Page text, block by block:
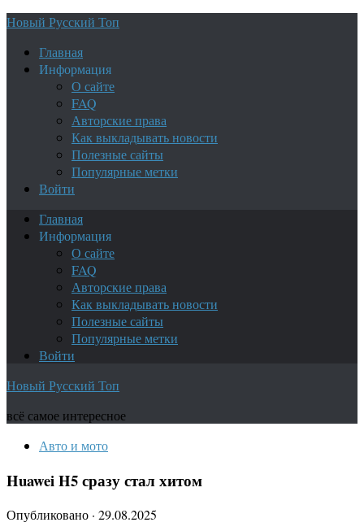
Новый Русский Топ
Главная
Информация
О сайте
FAQ
Авторские права
Как выкладывать новости
Полезные сайты
Популярные метки
Войти
Главная
Информация
О сайте
FAQ
Авторские права
Как выкладывать новости
Полезные сайты
Популярные метки
Войти
Новый Русский Топ
всё самое интересное
Авто и мото
Huawei H5 сразу стал хитом
Опубликовано · 29.08.2025